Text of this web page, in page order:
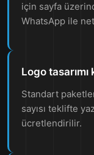
için sayfa
WhatsApp ile
Logo
Standart
sayısı teklifte
ücretlendirilir.